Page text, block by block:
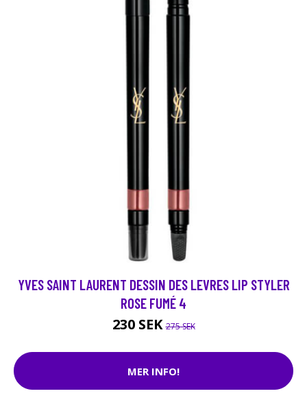
YVES SAINT LAURENT DESSIN DES LEVRES LIP STYLER
ROSE FUMÉ 4
230 SEK275 SEK
MER INFO!